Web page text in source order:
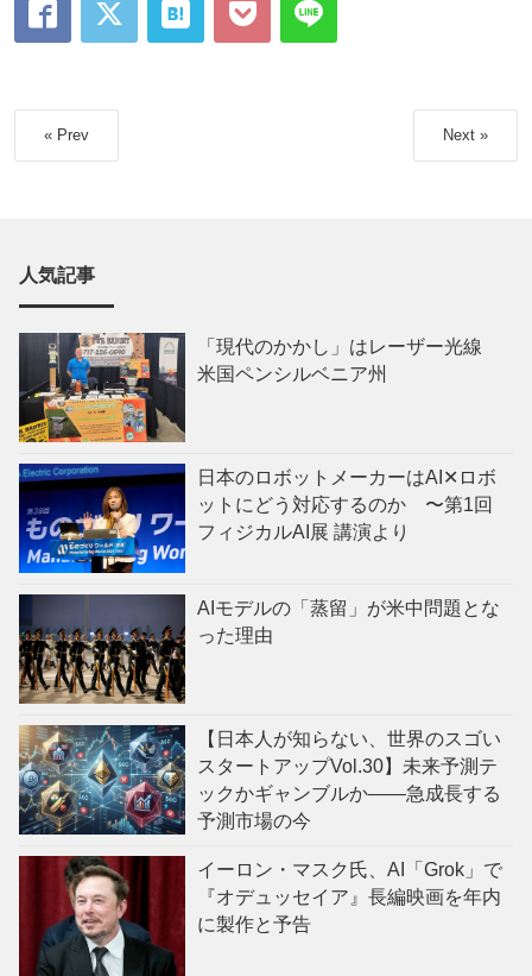
« Prev Next »
人気記事
「現代のかかし」はレーザー光線
米国ペンシルベニア州
日本のロボットメーカーはAI✕ロボ
ットにどう対応するのか 〜第1回
フィジカルAI展 講演より
AIモデルの「蒸留」が米中問題とな
った理由
【日本人が知らない、世界のスゴい
スタートアップVol.30】未来予測テ
ックかギャンブルか——急成長する
予測市場の今
イーロン・マスク氏、AI「Grok」で
『オデュッセイア』長編映画を年内
に製作と予告